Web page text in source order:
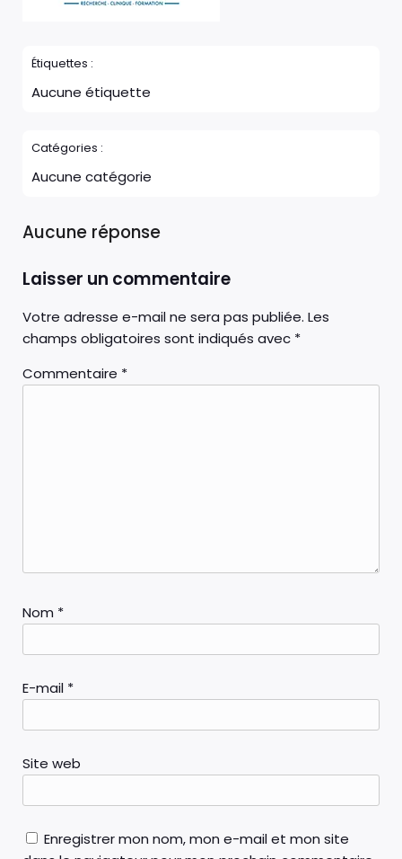
Étiquettes :
Aucune étiquette
Catégories :
Aucune catégorie
Aucune réponse
Laisser un commentaire
Votre adresse e-mail ne sera pas publiée. Les
champs obligatoires sont indiqués avec *
Commentaire *
Nom *
E-mail *
Site web
Enregistrer mon nom, mon e-mail et mon site